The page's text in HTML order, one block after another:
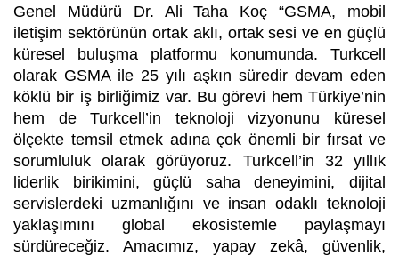
Genel Müdürü Dr. Ali Taha Koç “GSMA, mobil
iletişim sektörünün ortak aklı, ortak sesi ve en güçlü
küresel buluşma platformu konumunda. Turkcell
olarak GSMA ile 25 yılı aşkın süredir devam eden
köklü bir iş birliğimiz var. Bu görevi hem Türkiye’nin
hem de Turkcell’in teknoloji vizyonunu küresel
ölçekte temsil etmek adına çok önemli bir fırsat ve
sorumluluk olarak görüyoruz. Turkcell’in 32 yıllık
liderlik birikimini, güçlü saha deneyimini, dijital
servislerdeki uzmanlığını ve insan odaklı teknoloji
yaklaşımını global ekosistemle paylaşmayı
sürdüreceğiz. Amacımız, yapay zekâ, güvenlik,